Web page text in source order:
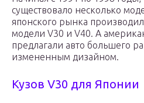
существовало несколько
японского рынка
модели V30 и V40. А
предлагали авто большего
измененным дизайном.
Кузов V30 для Японии